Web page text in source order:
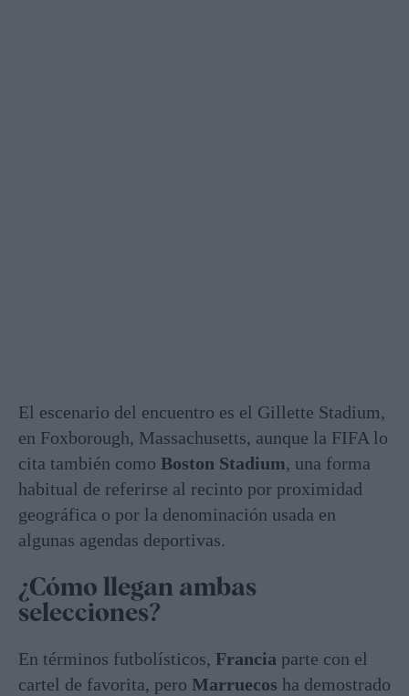
El escenario del encuentro es el Gillette Stadium,
en Foxborough, Massachusetts, aunque la FIFA lo
cita también como Boston Stadium, una forma
habitual de referirse al recinto por proximidad
geográfica o por la denominación usada en
algunas agendas deportivas.
¿Cómo llegan ambas
selecciones?
En términos futbolísticos, Francia parte con el
cartel de favorita, pero Marruecos ha demostrado